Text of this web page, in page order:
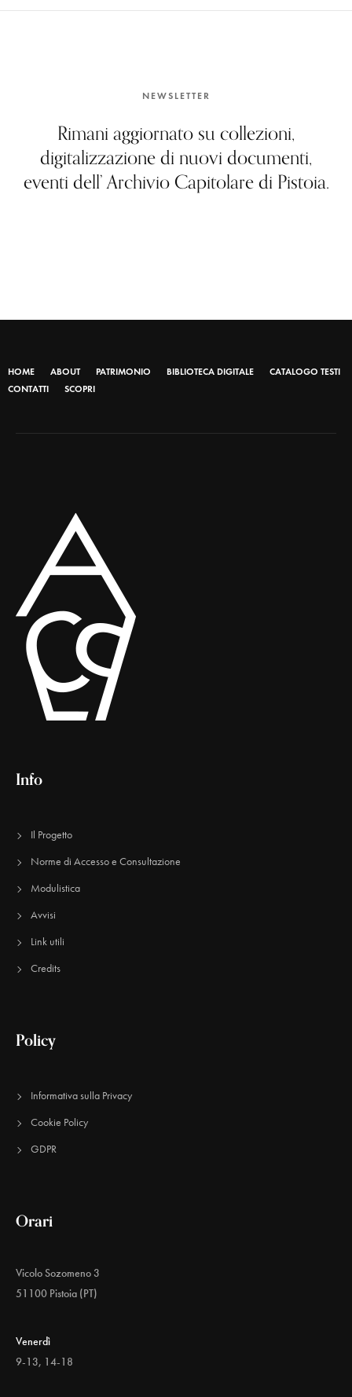
NEWSLETTER
Rimani aggiornato su collezioni,
digitalizzazione di nuovi documenti,
eventi dell’ Archivio Capitolare di Pistoia.
HOME ABOUT PATRIMONIO BIBLIOTECA DIGITALE
CATALOGO TESTI
CONTATTI
SCOPRI
Info
Il Progetto
Norme di Accesso e Consultazione
Modulistica
Avvisi
Link utili
Credits
Policy
Informativa sulla Privacy
Cookie Policy
GDPR
Orari
Vicolo Sozomeno 3
51100 Pistoia (PT)
Venerdì
9-13, 14-18